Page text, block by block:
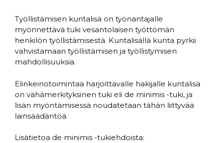
Työllistämisen kuntalisä on työnantajalle
myönnettävä tuki vesantolaisen työttömän
henkilön työllistämisestä. Kuntalisällä kunta pyrkii
vahvistamaan työllistämisen ja työllistymisen
mahdollisuuksia.
Elinkeinotoimintaa harjoittavalle hakijalle kuntalisä
on vähämerkityksinen tuki eli de minimis -tuki, ja
lisän myöntämisessä noudatetaan tähän liittyvää
lainsäädäntöä.
Lisätietoa de minimis -tukiehdoista: